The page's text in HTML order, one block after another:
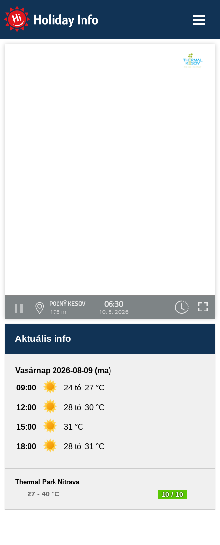
Holiday Info
POĽNÝ KESOV
175 m
06:30
10. 5. 2026
Aktuális info
Vasárnap 2026-08-09 (ma)
09:00 24 tól 27 °C
12:00 28 tól 30 °C
15:00 31 °C
18:00 28 tól 31 °C
10 / 10
Thermal Park Nitrava
27 - 40 °C